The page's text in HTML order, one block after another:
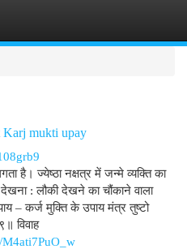
Karj mukti upay
ज्येष्ठा नक्षत्र में जन्मे व्यक्ति का
: लौकी देखने का चौंकाने वाला
– कर्ज मुक्ति के उपाय मंत्र तुष्टो
विवाह